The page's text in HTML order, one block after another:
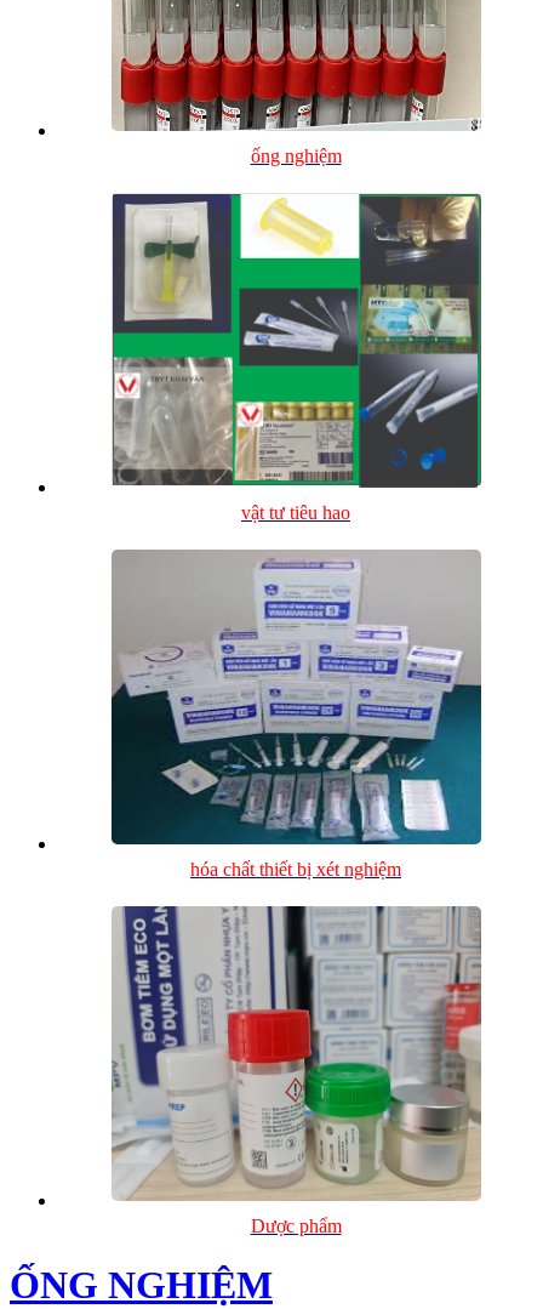
ống nghiệm
vật tư tiêu hao
hóa chất thiết bị xét nghiệm
Dược phẩm
ỐNG NGHIỆM